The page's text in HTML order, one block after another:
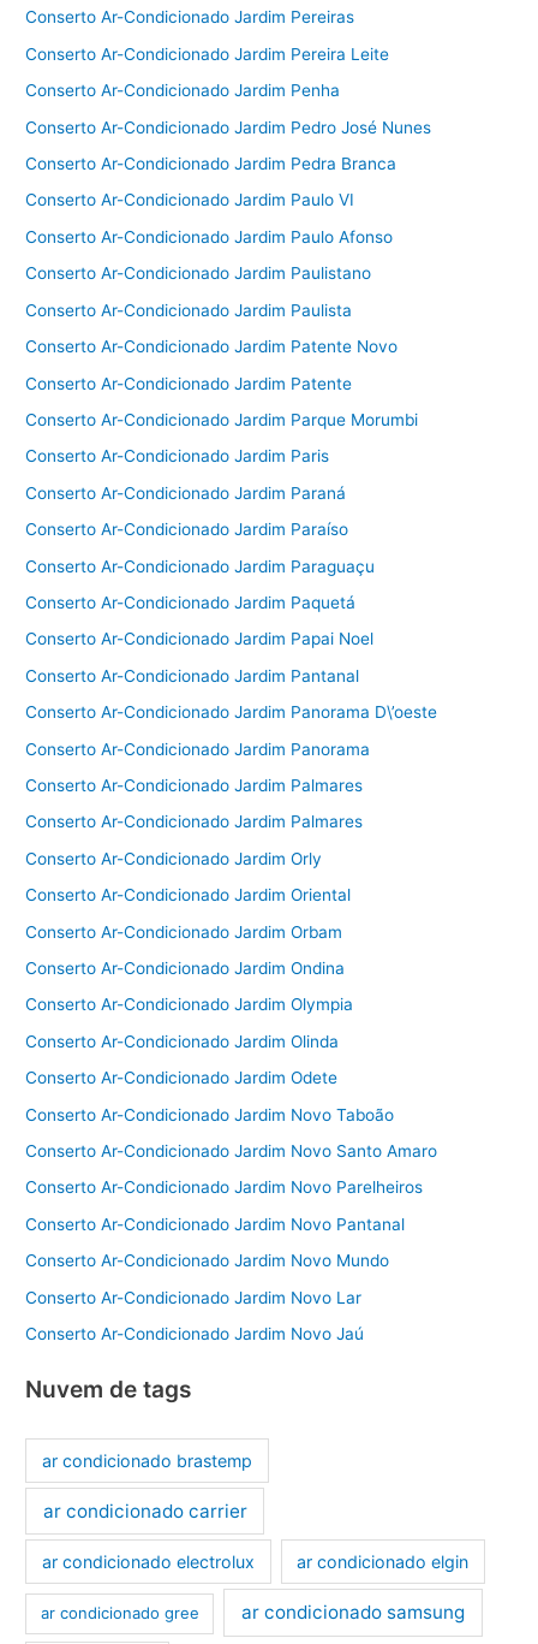
Conserto Ar-Condicionado Jardim Pereiras
Conserto Ar-Condicionado Jardim Pereira Leite
Conserto Ar-Condicionado Jardim Penha
Conserto Ar-Condicionado Jardim Pedro José Nunes
Conserto Ar-Condicionado Jardim Pedra Branca
Conserto Ar-Condicionado Jardim Paulo VI
Conserto Ar-Condicionado Jardim Paulo Afonso
Conserto Ar-Condicionado Jardim Paulistano
Conserto Ar-Condicionado Jardim Paulista
Conserto Ar-Condicionado Jardim Patente Novo
Conserto Ar-Condicionado Jardim Patente
Conserto Ar-Condicionado Jardim Parque Morumbi
Conserto Ar-Condicionado Jardim Paris
Conserto Ar-Condicionado Jardim Paraná
Conserto Ar-Condicionado Jardim Paraíso
Conserto Ar-Condicionado Jardim Paraguaçu
Conserto Ar-Condicionado Jardim Paquetá
Conserto Ar-Condicionado Jardim Papai Noel
Conserto Ar-Condicionado Jardim Pantanal
Conserto Ar-Condicionado Jardim Panorama D\’oeste
Conserto Ar-Condicionado Jardim Panorama
Conserto Ar-Condicionado Jardim Palmares
Conserto Ar-Condicionado Jardim Palmares
Conserto Ar-Condicionado Jardim Orly
Conserto Ar-Condicionado Jardim Oriental
Conserto Ar-Condicionado Jardim Orbam
Conserto Ar-Condicionado Jardim Ondina
Conserto Ar-Condicionado Jardim Olympia
Conserto Ar-Condicionado Jardim Olinda
Conserto Ar-Condicionado Jardim Odete
Conserto Ar-Condicionado Jardim Novo Taboão
Conserto Ar-Condicionado Jardim Novo Santo Amaro
Conserto Ar-Condicionado Jardim Novo Parelheiros
Conserto Ar-Condicionado Jardim Novo Pantanal
Conserto Ar-Condicionado Jardim Novo Mundo
Conserto Ar-Condicionado Jardim Novo Lar
Conserto Ar-Condicionado Jardim Novo Jaú
Nuvem de tags
ar condicionado brastemp
ar condicionado carrier
ar condicionado electrolux ar condicionado elgin
ar condicionado gree ar condicionado samsung